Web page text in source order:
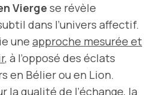
Vierge se révèle
dans l’univers affectif.
une approche mesurée et
, à l’opposé des éclats
en Bélier ou en Lion.
la qualité de l’échange, la